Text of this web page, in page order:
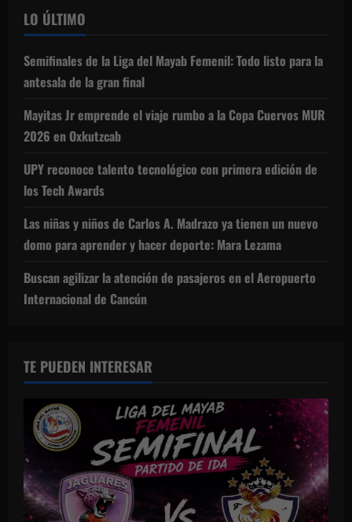
LO ÚLTIMO
Semifinales de la Liga del Mayab Femenil: Todo listo para la
antesala de la gran final
Mayitas Jr emprende el viaje rumbo a la Copa Cuervos MUR
2026 en Oxkutzcab
UPY reconoce talento tecnológico con primera edición de
los Tech Awards
Las niñas y niños de Carlos A. Madrazo ya tienen un nuevo
domo para aprender y hacer deporte: Mara Lezama
Buscan agilizar la atención de pasajeros en el Aeropuerto
Internacional de Cancún
TE PUEDEN INTERESAR